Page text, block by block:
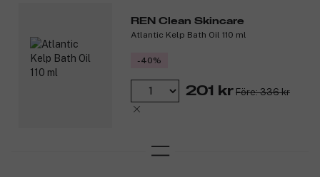
REN Clean Skincare
Atlantic Kelp Bath Oil 110 ml
-40%
201 kr Före: 336 kr